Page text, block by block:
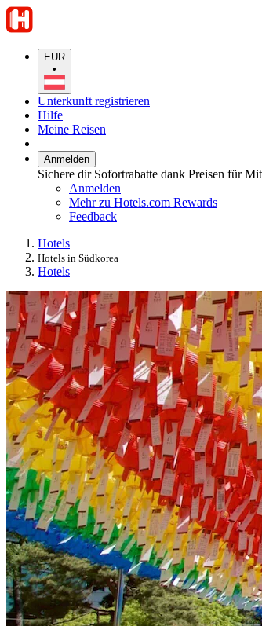
EUR
•
Unterkunft registrieren
Hilfe
Meine Reisen
Anmelden
Sichere dir Sofortrabatte dank Preisen für
Anmelden
Mehr zu Hotels.com Rewards
Feedback
Hotels
Hotels in Südkorea
Hotels